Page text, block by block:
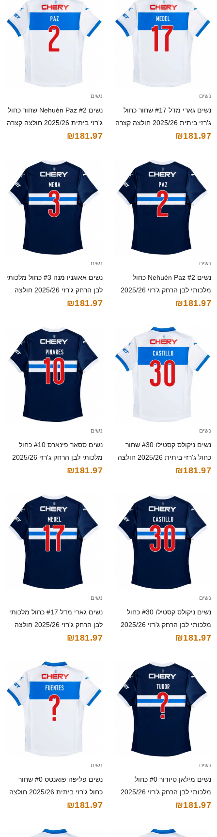
נשים
נשים גארי מדל #17 שחור כחול
ג'רזי ביתית 2025/26 חולצה קצרה
₪181.97
נשים
נשים Nehuén Paz #2 שחור כחול
ג'רזי ביתית 2025/26 חולצה קצרה
₪181.97
נשים
נשים Nehuén Paz #2 כחול
מלכותי לבן הרחק ג'רזי 2025/26
חולצה קצרה
₪181.97
נשים
נשים אאוגניו מנה #3 כחול מלכותי
לבן הרחק ג'רזי 2025/26 חולצה
קצרה
₪181.97
נשים
נשים ניקולס קסטילו #30 שחור
כחול ג'רזי ביתית 2025/26 חולצה
קצרה
₪181.97
נשים
נשים ססאר פינארס #10 כחול
מלכותי לבן הרחק ג'רזי 2025/26
חולצה קצרה
₪181.97
נשים
נשים ניקולס קסטילו #30 כחול
מלכותי לבן הרחק ג'רזי 2025/26
חולצה קצרה
₪181.97
נשים
נשים גארי מדל #17 כחול מלכותי
לבן הרחק ג'רזי 2025/26 חולצה
קצרה
₪181.97
נשים
נשים מילאן טיודור #0 כחול
מלכותי לבן הרחק ג'רזי 2025/26
חולצה קצרה
₪181.97
נשים
נשים פליפה פואנטס #0 שחור
כחול ג'רזי ביתית 2025/26 חולצה
קצרה
₪181.97